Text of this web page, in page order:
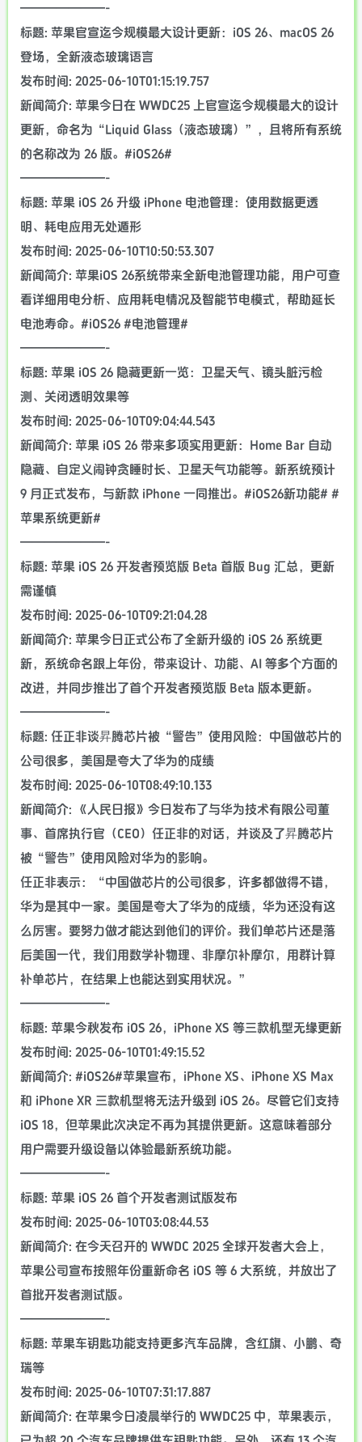
———————-
标题: 苹果官宣迄今规模最大设计更新：iOS 26、macOS 26
登场，全新液态玻璃语言
发布时间: 2025-06-10T01:15:19.757
新闻简介: 苹果今日在 WWDC25 上官宣迄今规模最大的设计
更新，命名为“Liquid Glass（液态玻璃）”，且将所有系统
的名称改为 26 版。#iOS26#
———————-
标题: 苹果 iOS 26 升级 iPhone 电池管理：使用数据更透
明、耗电应用无处遁形
发布时间: 2025-06-10T10:50:53.307
新闻简介: 苹果iOS 26系统带来全新电池管理功能，用户可查
看详细用电分析、应用耗电情况及智能节电模式，帮助延长
电池寿命。#iOS26 #电池管理#
———————-
标题: 苹果 iOS 26 隐藏更新一览：卫星天气、镜头脏污检
测、关闭透明效果等
发布时间: 2025-06-10T09:04:44.543
新闻简介: 苹果 iOS 26 带来多项实用更新：Home Bar 自动
隐藏、自定义闹钟贪睡时长、卫星天气功能等。新系统预计
9 月正式发布，与新款 iPhone 一同推出。#iOS26新功能# #
苹果系统更新#
———————-
标题: 苹果 iOS 26 开发者预览版 Beta 首版 Bug 汇总，更新
需谨慎
发布时间: 2025-06-10T09:21:04.28
新闻简介: 苹果今日正式公布了全新升级的 iOS 26 系统更
新，系统命名跟上年份，带来设计、功能、AI 等多个方面的
改进，并同步推出了首个开发者预览版 Beta 版本更新。
———————-
标题: 任正非谈昇腾芯片被“警告”使用风险：中国做芯片的
公司很多，美国是夸大了华为的成绩
发布时间: 2025-06-10T08:49:10.133
新闻简介: 《人民日报》今日发布了与华为技术有限公司董
事、首席执行官（CEO）任正非的对话，并谈及了昇腾芯片
被“警告”使用风险对华为的影响。
任正非表示：“中国做芯片的公司很多，许多都做得不错，
华为是其中一家。美国是夸大了华为的成绩，华为还没有这
么厉害。要努力做才能达到他们的评价。我们单芯片还是落
后美国一代，我们用数学补物理、非摩尔补摩尔，用群计算
补单芯片，在结果上也能达到实用状况。”
———————-
标题: 苹果今秋发布 iOS 26，iPhone XS 等三款机型无缘更新
发布时间: 2025-06-10T01:49:15.52
新闻简介: #iOS26#苹果宣布，iPhone XS、iPhone XS Max
和 iPhone XR 三款机型将无法升级到 iOS 26。尽管它们支持
iOS 18，但苹果此次决定不再为其提供更新。这意味着部分
用户需要升级设备以体验最新系统功能。
———————-
标题: 苹果 iOS 26 首个开发者测试版发布
发布时间: 2025-06-10T03:08:44.53
新闻简介: 在今天召开的 WWDC 2025 全球开发者大会上，
苹果公司宣布按照年份重新命名 iOS 等 6 大系统，并放出了
首批开发者测试版。
———————-
标题: 苹果车钥匙功能支持更多汽车品牌，含红旗、小鹏、奇
瑞等
发布时间: 2025-06-10T07:31:17.887
新闻简介: 在苹果今日凌晨举行的 WWDC25 中，苹果表示，